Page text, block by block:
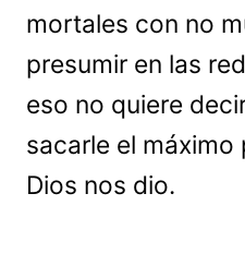
mortales con no
presumir en las
eso no quiere
sacarle el
Dios nos dio.